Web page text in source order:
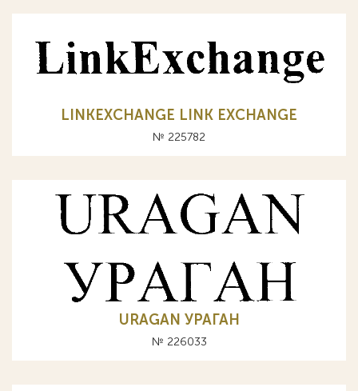
LINKEXCHANGE LINK EXCHANGE
№ 225782
URAGAN УРАГАН
№ 226033